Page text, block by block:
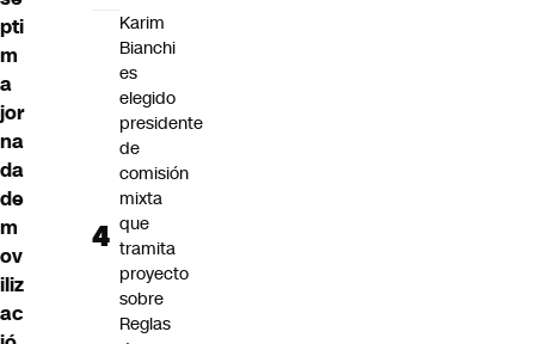
pti
m
a
jor
na
da
de
m
ov
iliz
ac
Karim
Bianchi
es
elegido
presidente
de
comisión
mixta
que
tramita
proyecto
sobre
Reglas